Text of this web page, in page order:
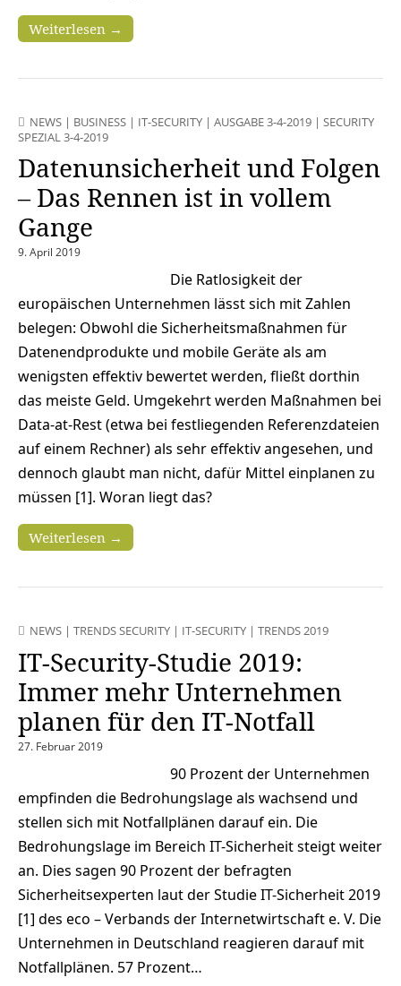
Weiterlesen →
NEWS | BUSINESS | IT-SECURITY | AUSGABE 3-4-2019 | SECURITY
SPEZIAL 3-4-2019
Datenunsicherheit und Folgen
– Das Rennen ist in vollem
Gange
9. April 2019
Die Ratlosigkeit der
europäischen Unternehmen lässt sich mit Zahlen
belegen: Obwohl die Sicherheitsmaßnahmen für
Datenendprodukte und mobile Geräte als am
wenigsten effektiv bewertet werden, fließt dorthin
das meiste Geld. Umgekehrt werden Maßnahmen bei
Data-at-Rest (etwa bei festliegenden Referenzdateien
auf einem Rechner) als sehr effektiv angesehen, und
dennoch glaubt man nicht, dafür Mittel einplanen zu
müssen [1]. Woran liegt das?
Weiterlesen →
NEWS | TRENDS SECURITY | IT-SECURITY | TRENDS 2019
IT-Security-Studie 2019:
Immer mehr Unternehmen
planen für den IT-Notfall
27. Februar 2019
90 Prozent der Unternehmen
empfinden die Bedrohungslage als wachsend und
stellen sich mit Notfallplänen darauf ein. Die
Bedrohungslage im Bereich IT-Sicherheit steigt weiter
an. Dies sagen 90 Prozent der befragten
Sicherheitsexperten laut der Studie IT-Sicherheit 2019
[1] des eco – Verbands der Internetwirtschaft e. V. Die
Unternehmen in Deutschland reagieren darauf mit
Notfallplänen. 57 Prozent…